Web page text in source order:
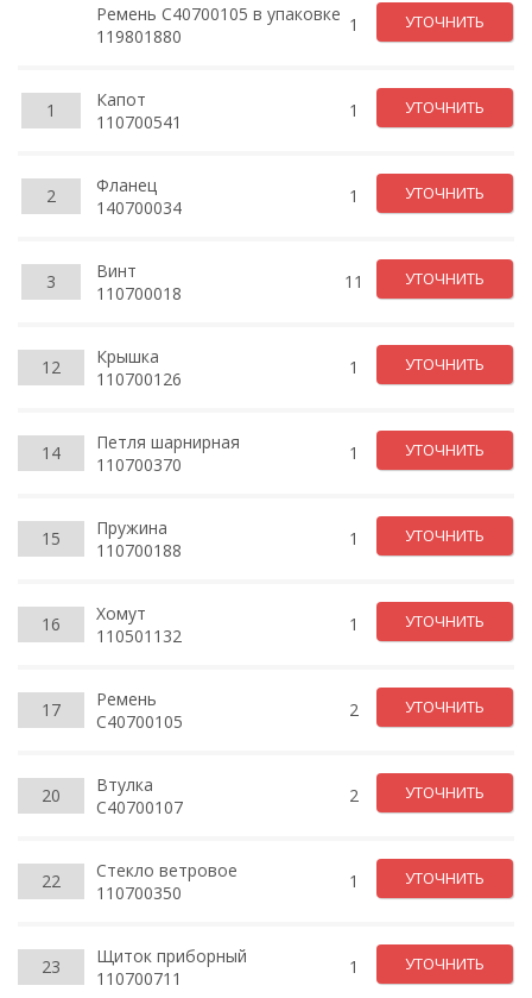
Ремень C40700105 в упаковке
119801880
1 УТОЧНИТЬ
1
Капот
110700541
1 УТОЧНИТЬ
2
Фланец
140700034
1 УТОЧНИТЬ
3
Винт
110700018
11 УТОЧНИТЬ
12
Крышка
110700126
1 УТОЧНИТЬ
14
Петля шарнирная
110700370
1 УТОЧНИТЬ
15
Пружина
110700188
1 УТОЧНИТЬ
16
Хомут
110501132
1 УТОЧНИТЬ
17
Ремень
C40700105
2 УТОЧНИТЬ
20
Втулка
C40700107
2 УТОЧНИТЬ
22
Стекло ветровое
110700350
1 УТОЧНИТЬ
23
Щиток приборный
110700711
1 УТОЧНИТЬ